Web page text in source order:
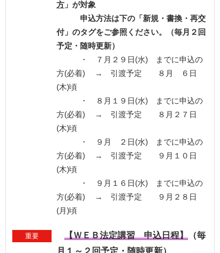
方」が対象
申込方法は下の「新規・書換・再交
付」のタグをご参照ください。（毎月２回
予定・随時更新）
・ ７月２９日(水) までに申込の
方(必着) → 引渡予定 ８月 ６日
(木)頃
・ ８月１９日(水) までに申込の
方(必着) → 引渡予定 ８月２７日
(木)頃
・ ９月 ２日(水) までに申込の
方(必着) → 引渡予定 ９月１０日
(木)頃
・ ９月１６日(水) までに申込の
方(必着) → 引渡予定 ９月２８日
(月)頃
重要 【ＷＥＢ法定講習 申込日程】（毎
月１～２回予定・随時更新）